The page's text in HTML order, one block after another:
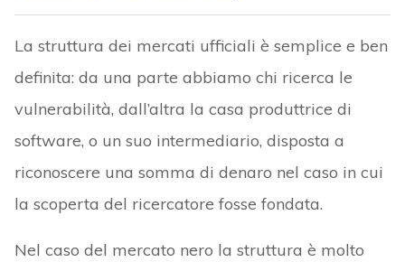
La struttura dei mercati ufficiali è semplice e ben
definita: da una parte abbiamo chi ricerca le
vulnerabilità, dall’altra la casa produttrice di
software, o un suo intermediario, disposta a
riconoscere una somma di denaro nel caso in cui
la scoperta del ricercatore fosse fondata.
Nel caso del mercato nero la struttura è molto